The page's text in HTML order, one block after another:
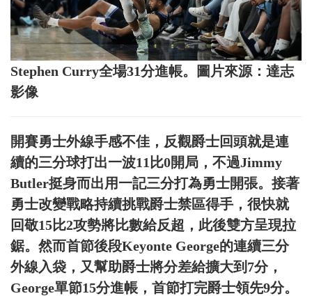
Stephen Curry全場31分進帳。圖片來源：達志
影像
開賽勇士外線手感不佳，反觀爵士回頭就是連
續的三分球打出一波11比0開局，不過Jimmy
Butler挺身而出用一記三分打為勇士開張。接著
勇士改變戰略持續挑戰爵士禁區得手，很快就
回敬15比2攻勢將比數給反超，此後雙方呈現拉
鋸。然而首節後段Keyonte George的連續三分
外線入袋，又幫助爵士將分差給擴大到7分，
George單節15分進帳，首節打完爵士領先9分。